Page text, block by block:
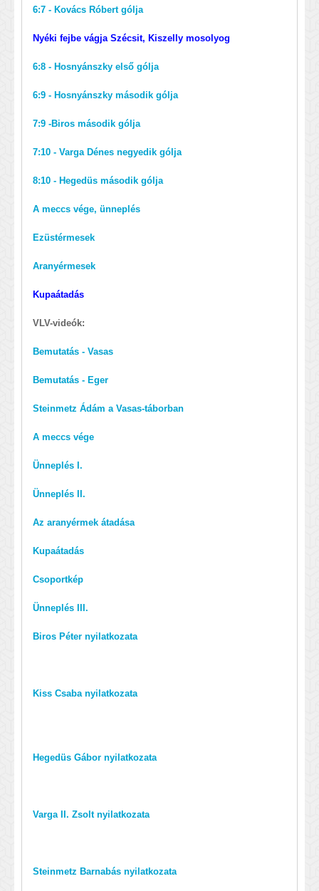
6:7 - Kovács Róbert gólja
Nyéki fejbe vágja Szécsit, Kiszelly mosolyog
6:8 - Hosnyánszky első gólja
6:9 - Hosnyánszky második gólja
7:9 -Biros második gólja
7:10 - Varga Dénes negyedik gólja
8:10 - Hegedüs második gólja
A meccs vége, ünneplés
Ezüstérmesek
Aranyérmesek
Kupaátadás
VLV-videók:
Bemutatás - Vasas
Bemutatás - Eger
Steinmetz Ádám a Vasas-táborban
A meccs vége
Ünneplés I.
Ünneplés II.
Az aranyérmek átadása
Kupaátadás
Csoportkép
Ünneplés III.
Biros Péter nyilatkozata
Kiss Csaba nyilatkozata
Hegedüs Gábor nyilatkozata
Varga II. Zsolt nyilatkozata
Steinmetz Barnabás nyilatkozata